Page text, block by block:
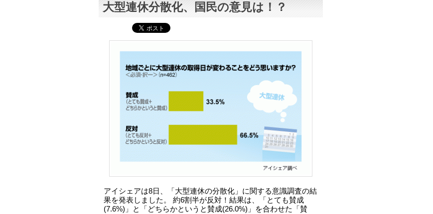
大型連休分散化、国民の意見は！？
アイシェアは8日、「大型連休の分散化」に関する意識調査の結
果を発表しました。 約6割半が反対！結果は、「とても賛成
(7.6%)」と「どちらかというと賛成(26.0%)」を合わせた「賛